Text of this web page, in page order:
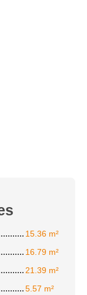
15.36 m²
16.79 m²
21.39 m²
5.57 m²